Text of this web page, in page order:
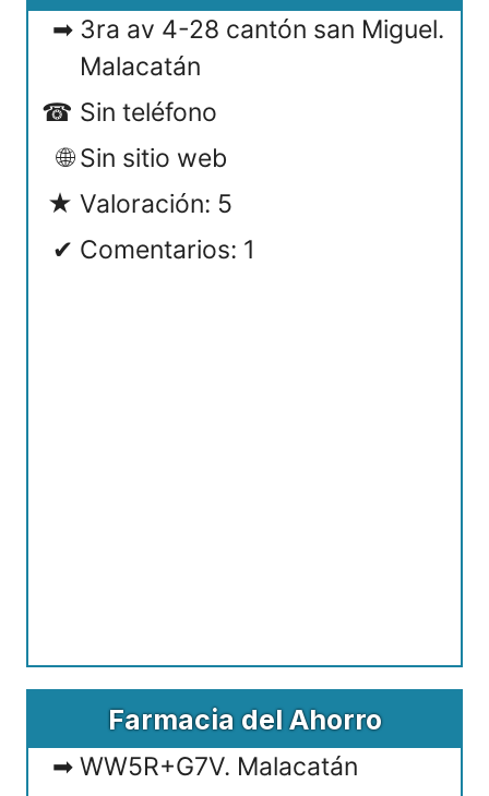
3ra av 4-28 cantón san Miguel.
Malacatán
Sin teléfono
Sin sitio web
Valoración: 5
Comentarios: 1
Farmacia del Ahorro
WW5R+G7V. Malacatán